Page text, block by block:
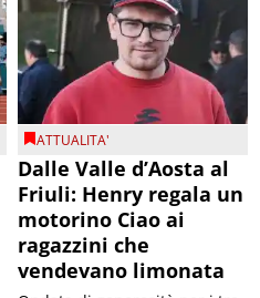
ATTUALITA'
Dalle Valle d’Aosta al
Friuli: Henry regala un
motorino Ciao ai
ragazzini che
vendevano limonata